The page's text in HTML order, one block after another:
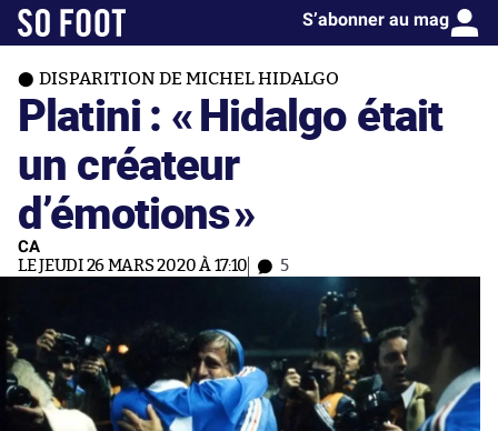
S’abonner au mag
DISPARITION DE MICHEL HIDALGO
Platini : «Hidalgo était
un créateur
d’émotions»
CA
LE JEUDI 26 MARS 2020 À 17:10 5